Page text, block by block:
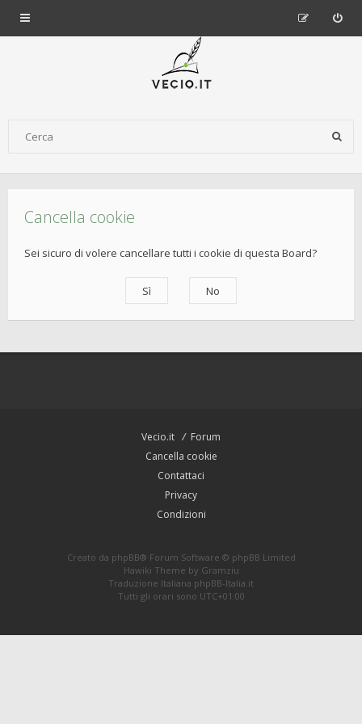
Cancella cookie
Sei sicuro di volere cancellare tutti i cookie di questa Board?
Vecio.it
Forum
Cancella cookie
Contattaci
Privacy
Condizioni
Creato da phpBB® Forum Software © phpBB Limited
Hawiki Theme by Gramziu
Traduzione Italiana phpBB-Italia.it
Tutti gli orari sono UTC+01:00